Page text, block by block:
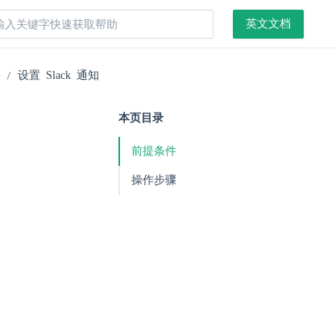
英文文档
设置 Slack 通知
本页目录
前提条件
操作步骤